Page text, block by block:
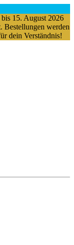
15. August 2026
Bestellungen werden
dein Verständnis!